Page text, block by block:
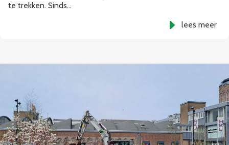
te trekken. Sinds…
lees meer